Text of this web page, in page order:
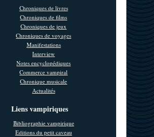
Chroniques de livres
Chroniques de films
Chroniques de jeux
Chroniques de voyages
Manifestations
Interview
Notes encyclopédiques
Commerce vampiral
Chronique musicale
Actualités
Liens vampiriques
Bibliographie vampirique
Editions du petit caveau